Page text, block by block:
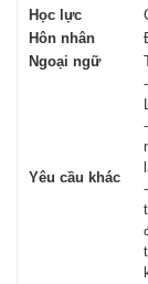
Học lực
Hôn nhân
Ngoại ngữ
Yêu cầu khác